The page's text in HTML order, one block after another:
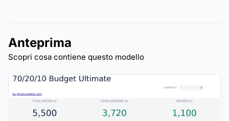
Anteprima
Scopri cosa contiene questo modello